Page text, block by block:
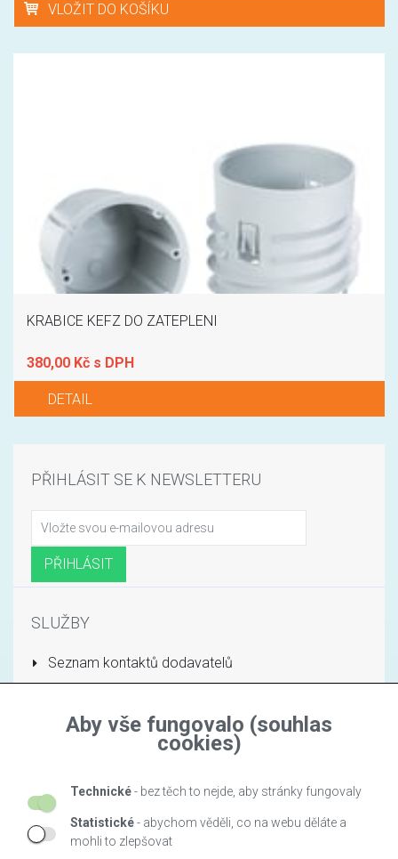
Aby vše fungovalo (souhlas
cookies)
Technické- bez těch to nejde, aby stránky fungovaly
Statistické- abychom věděli, co na webu děláte a
mohli to zlepšovat
VLOŽIT DO KOŠÍKU
KRABICE KEFZ DO ZATEPLENI
380,00 Kč s DPH
DETAIL
PŘIHLÁSIT SE K NEWSLETTERU
SLUŽBY
Seznam kontaktů dodavatelů
INFORMACE
Nejprodávanejší
Výrobci